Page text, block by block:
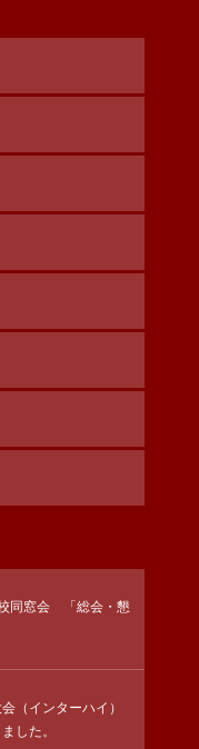
同窓会 「総会・懇
（インターハイ）
した。